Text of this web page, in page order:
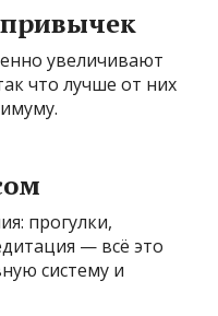
увеличивают
что лучше от них
прогулки,
— всё это
систему и